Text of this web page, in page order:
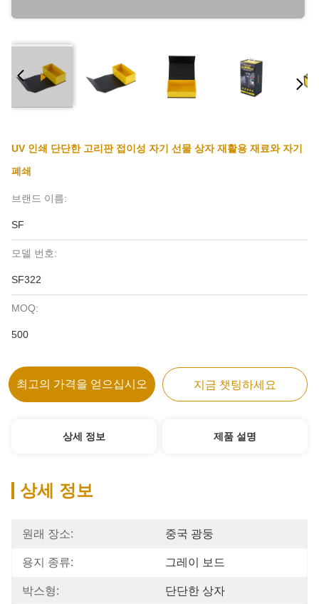
UV 인쇄 단단한 고리판 접이성 자기 선물 상자 재활용 재료와 자기
폐쇄
브랜드 이름:
SF
모델 번호:
SF322
MOQ:
500
최고의 가격을 얻으십시오 지금 챗팅하세요
상세 정보 제품 설명
상세 정보
원래 장소: 중국 광둥
용지 종류: 그레이 보드
박스형: 단단한 상자